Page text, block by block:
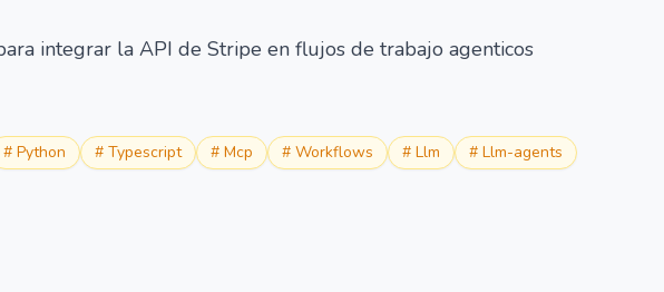
integrar la API de Stripe en flujos de trabajo agenticos
# Python # Typescript # Mcp # Workflows # Llm # Llm-agents